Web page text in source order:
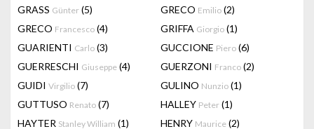
GRASS Günter (5) GRECO Emilio (2)
GRECO Francesco (4) GRIFFA Giorgio (1)
GUARIENTI Carlo (3) GUCCIONE Piero (6)
GUERRESCHI Giuseppe (4) GUERZONI Franco (2)
GUIDI Virgilio (7) GULINO Nunzio (1)
GUTTUSO Renato (7) HALLEY Peter (1)
HAYTER Stanley William (1) HENRY Maurice (2)